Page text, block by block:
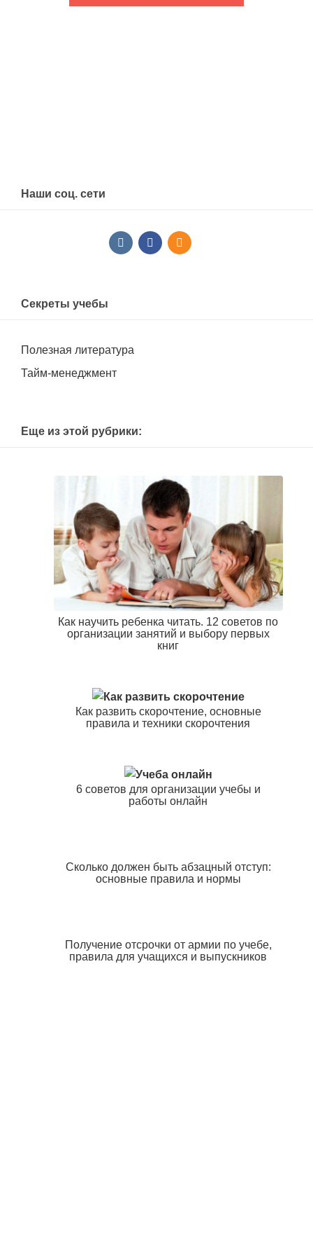
Наши соц. сети
Секреты учебы
Полезная литература
Тайм-менеджмент
Еще из этой рубрики:
Как научить ребенка читать. 12 советов по
организации занятий и выбору первых
книг
Как развить скорочтение, основные
правила и техники скорочтения
6 советов для организации учебы и
работы онлайн
Сколько должен быть абзацный отступ:
основные правила и нормы
Получение отсрочки от армии по учебе,
правила для учащихся и выпускников